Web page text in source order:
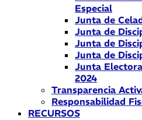
Especial
Junta de
Junta de
Junta de
Junta de
Junta
2024
Transparencia
Responsabilidad
RECURSOS